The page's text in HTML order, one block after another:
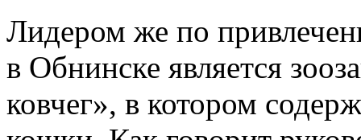
Лидером же по
в Обнинске является
ковчег», в котором